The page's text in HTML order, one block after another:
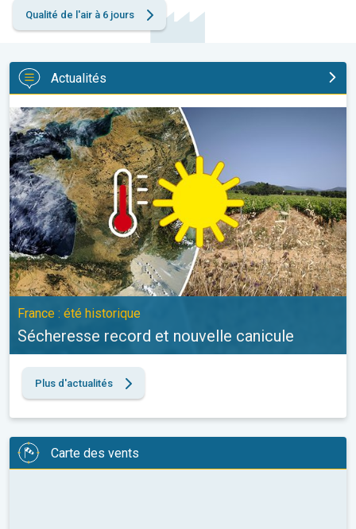
Qualité de l'air à 6 jours
Actualités
Sécheresse record et nouvelle canicule. France : été
France : été historique
Sécheresse record et nouvelle canicule
Plus d'actualités
Carte des vents